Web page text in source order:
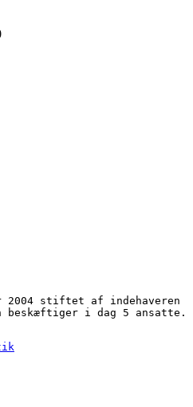
2004 stiftet af indehaveren
beskæftiger i dag 5 ansatte.